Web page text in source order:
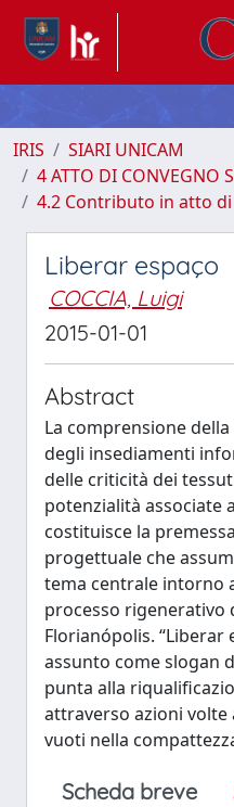
IRIS
SIARI UNICAM
4 ATTO DI CONVEGNO
4.2 Contributo in atto
Liberar espaço
COCCIA, Luigi
2015-01-01
Abstract
La comprensione
degli insediamenti
delle criticità dei
potenzialità associate
costituisce la
progettuale che
tema centrale intorno
processo rigenerativo
Florianópolis. “Liberar
assunto come slogan
punta alla
attraverso azioni volte
vuoti nella
Scheda breve